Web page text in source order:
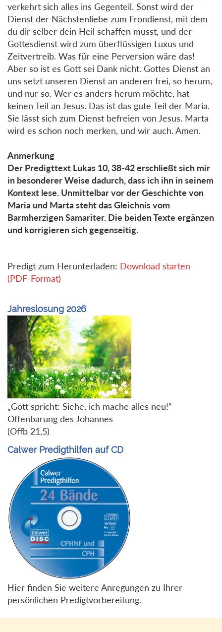
verkehrt sich alles ins Gegenteil. Sonst wird der
Dienst der Nächstenliebe zum Frondienst, mit dem
du dir selber dein Heil schaffen musst, und der
Gottesdienst wird zum überflüssigen Luxus und
Zeitvertreib. Was für eine Perversion wäre das!
Aber so ist es Gott sei Dank nicht. Gottes Dienst an
uns setzt unseren Dienst an anderen frei, so herum,
und nur so. Wer es anders herum möchte, hat
keinen Teil an Jesus. Das ist das gute Teil der Maria.
Sie lässt sich zum Dienst befreien von Jesus. Marta
wird es schon noch merken, und wir auch. Amen.
Anmerkung
Der Predigttext Lukas 10, 38-42 erschließt sich mir
in besonderer Weise dadurch, dass ich ihn in seinem
Kontext lese. Unmittelbar vor der Geschichte von
Maria und Marta steht das Gleichnis vom
Barmherzigen Samariter. Die beiden Texte ergänzen
und korrigieren sich gegenseitig.
Predigt zum Herunterladen: Download starten
(PDF-Format)
Jahreslosung 2026
„Gott spricht: Siehe, ich mache alles neu!“
Offenbarung des Johannes
(Offb 21,5)
Calwer Predigthilfen auf CD
Hier finden Sie weitere Anregungen zu Ihrer
persönlichen Predigtvorbereitung.